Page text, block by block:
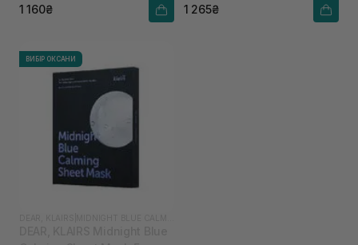
1 160₴ 1 265₴
ВИБІР ОКСАНИ